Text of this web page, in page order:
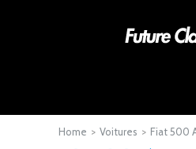
Home > Voitures > Fiat 500